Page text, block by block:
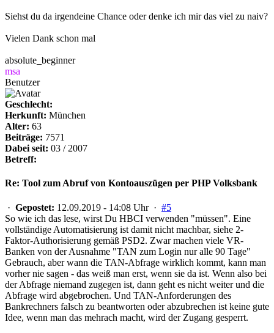
Siehst du da irgendeine Chance oder denke ich mir das viel zu naiv?
Vielen Dank schon mal
absolute_beginner
msa
Benutzer
Geschlecht:
Herkunft: München
Alter: 63
Beiträge: 7571
Dabei seit: 03 / 2007
Betreff:
Re: Tool zum Abruf von Kontoauszügen per PHP Volksbank
· Gepostet: 12.09.2019 - 14:08 Uhr · #5
So wie ich das lese, wirst Du HBCI verwenden "müssen". Eine
vollständige Automatisierung ist damit nicht machbar, siehe 2-
Faktor-Authorisierung gemäß PSD2. Zwar machen viele VR-
Banken von der Ausnahme "TAN zum Login nur alle 90 Tage"
Gebrauch, aber wann die TAN-Abfrage wirklich kommt, kann man
vorher nie sagen - das weiß man erst, wenn sie da ist. Wenn also bei
der Abfrage niemand zugegen ist, dann geht es nicht weiter und die
Abfrage wird abgebrochen. Und TAN-Anforderungen des
Bankrechners falsch zu beantworten oder abzubrechen ist keine gute
Idee, wenn man das mehrach macht, wird der Zugang gesperrt.